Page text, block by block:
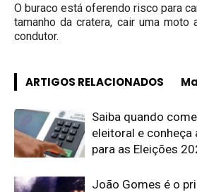
O buraco está oferendo risco para
tamanho da cratera, cair uma moto
condutor.
ARTIGOS RELACIONADOS
Saiba quando
eleitoral e conheça
para as Eleições
João Gomes é o